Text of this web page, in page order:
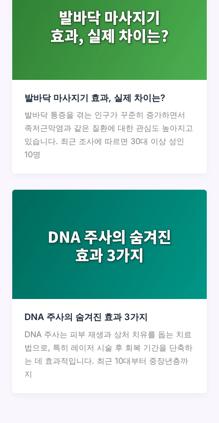
발바닥 마사지기 효과, 실제 차이는?
발바닥 통증을 겪는 인구가 꾸준히 증가하면서
족저근막염과 같은 질환에 대한 관심도 높아지고
있습니다. 최근 조사에 따르면 30대 이상 성인
10명
DNA 주사의 숨겨진 효과 3가지
DNA 주사는 피부 재생과 상처 치유를 돕는 치료
법으로, 특히 레이저 시술 후 회복 기간을 단축하
는 데 효과적입니다. 최근 10대부터 중장년층까
지